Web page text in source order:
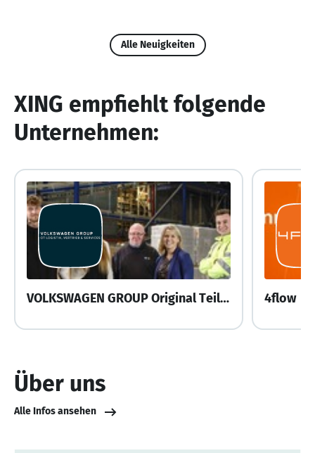
Alle Neuigkeiten
XING empfiehlt folgende
Unternehmen:
VOLKSWAGEN GROUP Original Teile Logistik, Vertrieb & Services GmbH 4flow
Über uns
Alle Infos ansehen